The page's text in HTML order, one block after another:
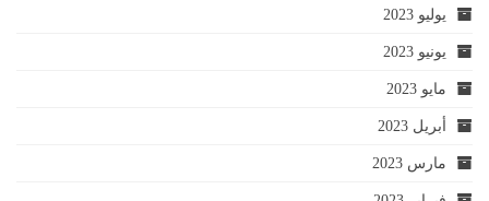
يوليو 2023
يونيو 2023
مايو 2023
أبريل 2023
مارس 2023